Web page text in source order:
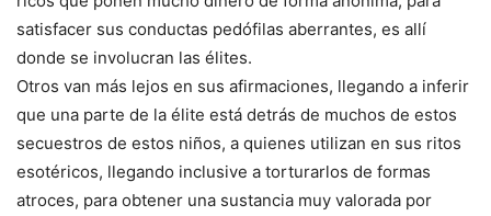
satisfacer sus conductas pedófilas aberrantes, es allí
donde se involucran las élites.
Otros van más lejos en sus afirmaciones, llegando a inferir
que una parte de la élite está detrás de muchos de estos
secuestros de estos niños, a quienes utilizan en sus ritos
esotéricos, llegando inclusive a torturarlos de formas
atroces, para obtener una sustancia muy valorada por